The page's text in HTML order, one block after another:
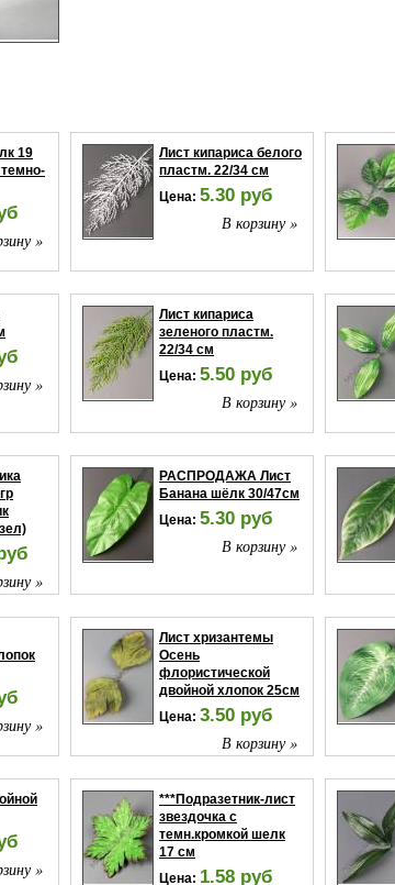
19
»
Лист кипариса белого
пластм. 22/34 см
Цена: 5.30 руб
В корзину »
»
Лист кипариса
зеленого пластм.
22/34 см
Цена: 5.50 руб
В корзину »
»
РАСПРОДАЖА Лист
Банана шёлк 30/47см
Цена: 5.30 руб
В корзину »
»
Лист хризантемы
Осень
флористической
двойной хлопок 25см
Цена: 3.50 руб
В корзину »
»
***Подразетник-лист
звездочка с
темн.кромкой шелк
17 см
Цена: 1.58 руб